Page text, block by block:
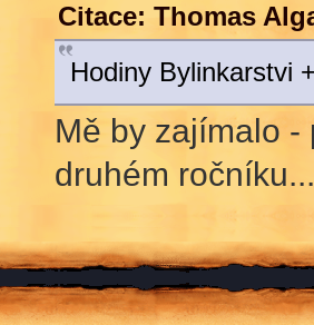
Citace: Thomas
Hodiny Bylinkarstvi
Mě by zajímalo -
druhém